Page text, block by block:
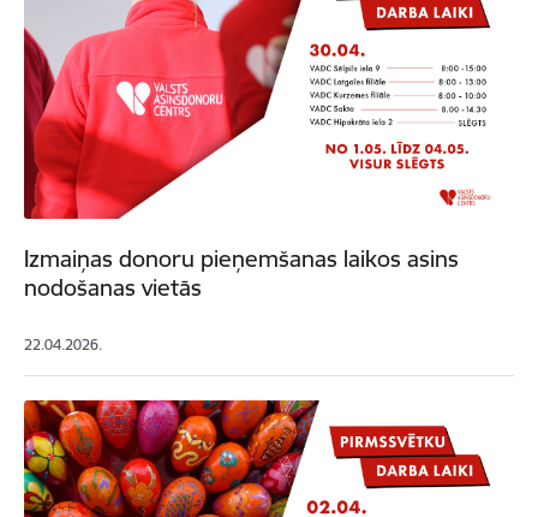
Izmaiņas donoru pieņemšanas laikos asins
nodošanas vietās
22.04.2026.